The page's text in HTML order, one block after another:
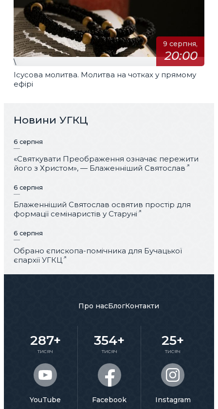
9 серпня,
20:00
\
Ісусова молитва. Молитва на чотках у прямому
ефірі
Новини УГКЦ
6 серпня
«Святкувати Преображення означає пережити
його з Христом», — Блаженніший Святослав
6 серпня
Блаженніший Святослав освятив простір для
формації семінаристів у Старуні
6 серпня
Обрано єпископа-помічника для Бучацької
єпархії УГКЦ
Про насБлогКонтакти
287+
тисяч
YouTube
354+
тисяч
Facebook
25+
тисяч
Instagram